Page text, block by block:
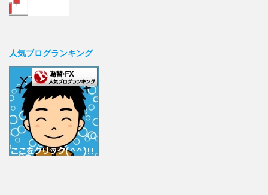
人気ブログランキング